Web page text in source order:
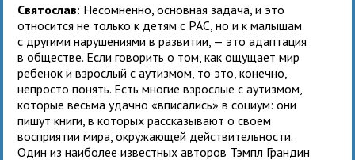
Святослав: Несомненно, основная задача, и это
относится не только к детям с РАС, но и к малышам
с другими нарушениями в развитии, — это адаптация
в обществе. Если говорить о том, как ощущает мир
ребенок и взрослый с аутизмом, то это, конечно,
непросто понять. Есть многие взрослые с аутизмом,
которые весьма удачно «вписались» в социум: они
пишут книги, в которых рассказывают о своем
восприятии мира, окружающей действительности.
Один из наиболее известных авторов Тэмпл Грандин